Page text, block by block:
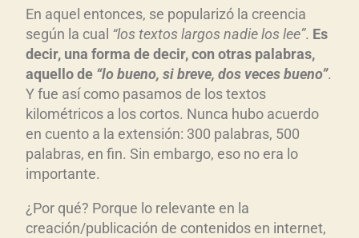
En aquel entonces, se popularizó la creencia
según la cual “los textos largos nadie los lee”. Es
decir, una forma de decir, con otras palabras,
aquello de “lo bueno, si breve, dos veces bueno”.
Y fue así como pasamos de los textos
kilométricos a los cortos. Nunca hubo acuerdo
en cuento a la extensión: 300 palabras, 500
palabras, en fin. Sin embargo, eso no era lo
importante.
¿Por qué? Porque lo relevante en la
creación/publicación de contenidos en internet,